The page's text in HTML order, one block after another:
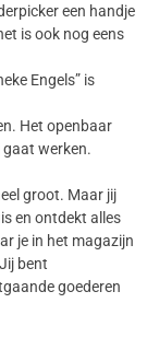
een handje
is ook nog eens
Engels” is
Het openbaar
werken.
groot. Maar jij
en ontdekt alles
je in het magazijn
bent
goederen